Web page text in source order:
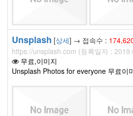
Unsplash [상세] → 접속수 :
https://unsplash.com (등록일자 :
무료,이미지
Unsplash Photos for everyone 무료이